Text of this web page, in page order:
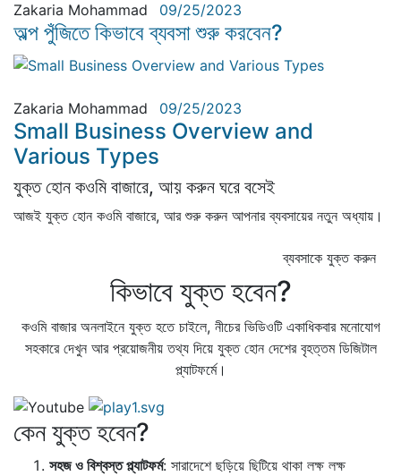
Zakaria Mohammad
09/25/2023
অল্প পুঁজিতে কিভাবে ব্যবসা শুরু করবেন?
Zakaria Mohammad
09/25/2023
Small Business Overview and
Various Types
যুক্ত হোন কওমি বাজারে, আয় করুন ঘরে বসেই
আজই যুক্ত হোন কওমি বাজারে, আর শুরু করুন আপনার ব্যবসায়ের নতুন অধ্যায়।
ব্যবসাকে যুক্ত করুন
কিভাবে যুক্ত হবেন?
কওমি বাজার অনলাইনে যুক্ত হতে চাইলে, নীচের ভিডিওটি একাধিকবার মনোযোগ
সহকারে দেখুন আর প্রয়োজনীয় তথ্য দিয়ে যুক্ত হোন দেশের বৃহত্তম ডিজিটাল
প্ল্যাটফর্মে।
কেন যুক্ত হবেন?
সহজ ও বিশ্বস্ত প্ল্যাটফর্ম: সারাদেশে ছড়িয়ে ছিটিয়ে থাকা লক্ষ লক্ষ